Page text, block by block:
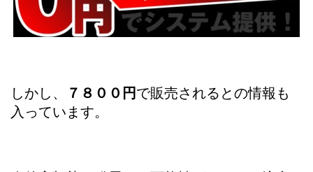
しかし、 ７８００円で販売されるとの情報も
入っています。